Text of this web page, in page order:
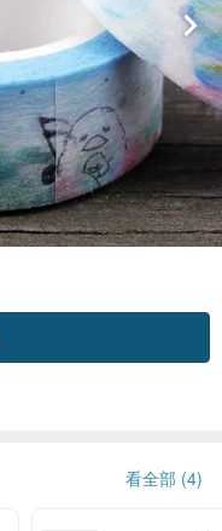
看全部 (4)